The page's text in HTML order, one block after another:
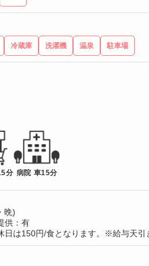
冷蔵庫 洗濯機 温泉 駐車場
分 病院 車15分
晩)
供：有
日は150円/食となります。※給与天引